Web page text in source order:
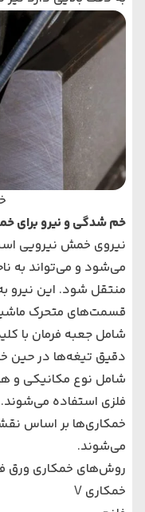
خم شدگی و نیرو برای
نیروی خمش نیرویی
می‌شود و می‌تواند به
منتقل شود. این نیرو
قسمت‌های متحرک
شامل جعبه فرمان با
دقیق تیغه‌ها در حین
شامل نوع مکانیکی و
فلزی استفاده
می‌شوند.
روش‌های خمکاری ورق
خمکاری V